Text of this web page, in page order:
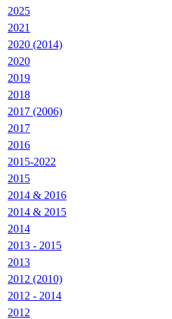
2025
2021
2020 (2014)
2020
2019
2018
2017 (2006)
2017
2016
2015-2022
2015
2014 & 2016
2014 & 2015
2014
2013 - 2015
2013
2012 (2010)
2012 - 2014
2012